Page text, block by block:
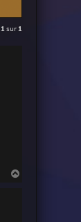
1 sur 1